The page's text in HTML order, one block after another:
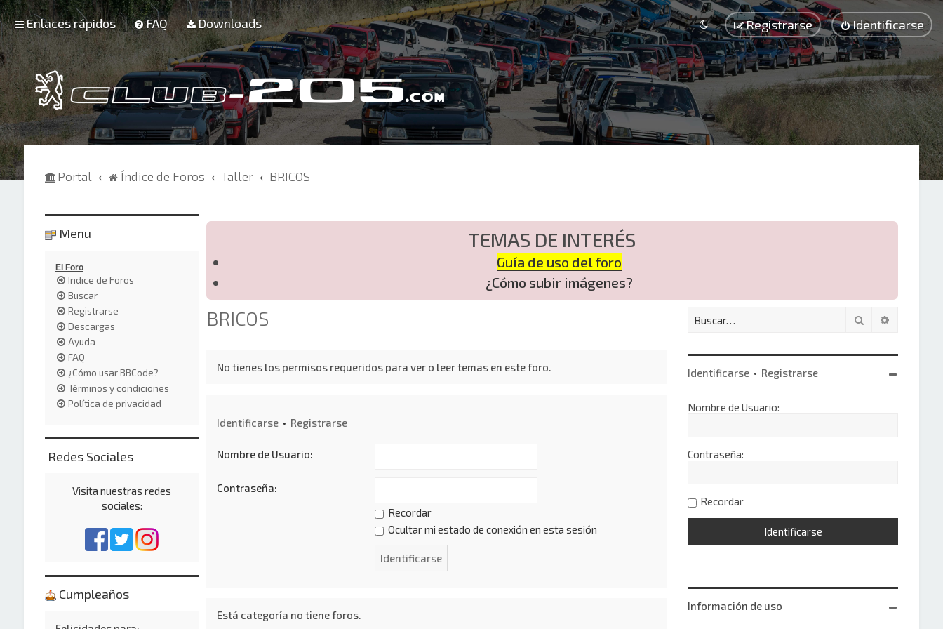
Enlaces rápidos FAQ Downloads Identificarse
Registrarse
Portal Índice de Foros Taller BRICOS
TEMAS DE INTERÉS
Guía de uso del foro
¿Cómo subir imágenes?
BRICOS
No tienes los permisos requeridos para ver o leer temas en este foro.
Identificarse• Registrarse
Nombre de Usuario:
Contraseña:
Recordar
Ocultar mi estado de conexión en esta sesión
Está categoría no tiene foros.
Buscar
Identificarse • Registrarse
Nombre de Usuario:
Contraseña:
Recordar
Información de uso
Menu
El Foro
Indice de Foros
Buscar
Registrarse
Descargas
Ayuda
FAQ
¿Cómo usar BBCode?
Términos y condiciones
Política de privacidad
Redes Sociales
Visita nuestras redes
sociales:
Cumpleaños